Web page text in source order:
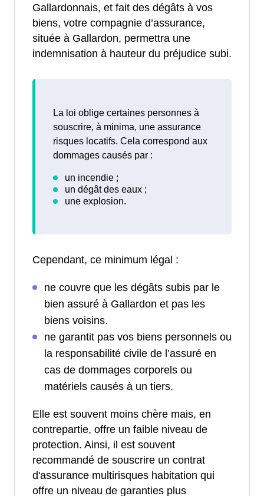
Gallardonnais, et fait des dégâts à vos
biens, votre compagnie d’assurance,
située à Gallardon, permettra une
indemnisation à hauteur du préjudice subi.
La loi oblige certaines personnes à
souscrire, à minima, une assurance
risques locatifs. Cela correspond aux
dommages causés par :
Cependant, ce minimum légal :
ne couvre que les dégâts subis par le
bien assuré à Gallardon et pas les
biens voisins.
ne garantit pas vos biens personnels ou
la responsabilité civile de l’assuré en
cas de dommages corporels ou
matériels causés à un tiers.
Elle est souvent moins chère mais, en
contrepartie, offre un faible niveau de
protection. Ainsi, il est souvent
recommandé de souscrire un contrat
d'assurance multirisques habitation qui
offre un niveau de garanties plus